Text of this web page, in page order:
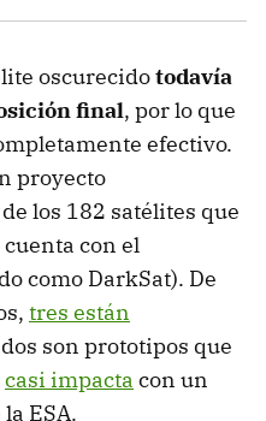
oscurecidotodavía
final, por lo que
efectivo.
proyecto
los 182 satélites que
con el
como DarkSat). De
tres están
son prototipos que
casi impacta con un
ESA.